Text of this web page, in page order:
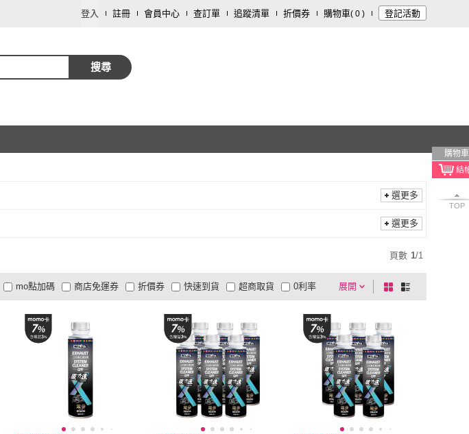
登入 註冊 會員中心 查訂單 追蹤清單 折價券 購物車( 0 ) 登記活動
搜尋
購物車
TOP
選更多
選更多
頁數 1/1
展開
折價券
有影片
商品有量 電視購物
mo點加碼 快速到貨 超商取貨
低溫宅配
大家電安心配
大家電快配
商店免運券 0利率
貨到付款
及以上 3 及以上 及以上 1 及以上
棋
盤
列